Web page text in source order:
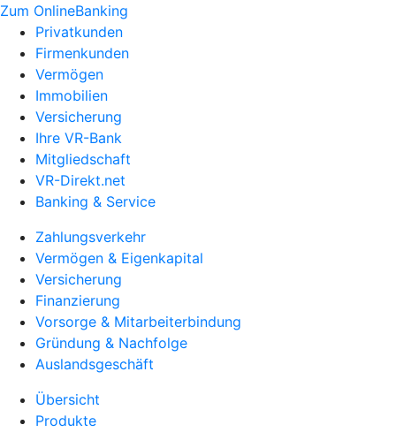
Zum OnlineBanking
Privatkunden
Firmenkunden
Vermögen
Immobilien
Versicherung
Ihre VR-Bank
Mitgliedschaft
VR-Direkt.net
Banking & Service
Zahlungsverkehr
Vermögen & Eigenkapital
Versicherung
Finanzierung
Vorsorge & Mitarbeiterbindung
Gründung & Nachfolge
Auslandsgeschäft
Übersicht
Produkte